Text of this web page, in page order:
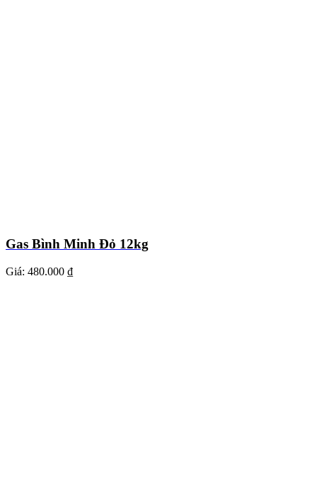
Gas Bình Minh Đỏ 12kg
Giá: 480.000 ₫